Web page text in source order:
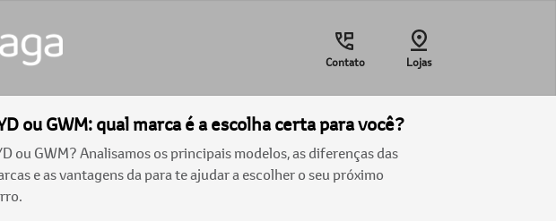
Contato Lojas
ou GWM: qual marca é a escolha certa para você?
ou GWM? Analisamos os principais modelos, as diferenças das
e as vantagens da para te ajudar a escolher o seu próximo